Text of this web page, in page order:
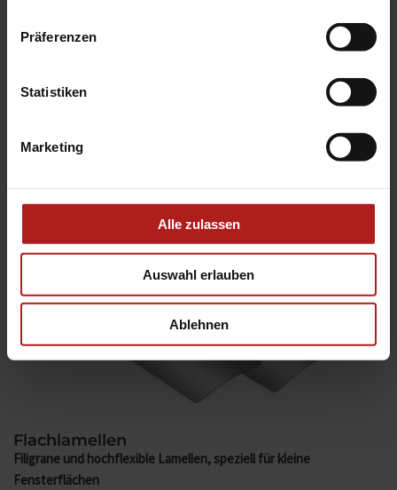
Präferenzen
Statistiken
Marketing
Alle zulassen
Auswahl erlauben
Ablehnen
Schienengeführt, seilgeführt
Flachlamellen
Filigrane und hochflexible Lamellen, speziell für kleine
Fensterflächen